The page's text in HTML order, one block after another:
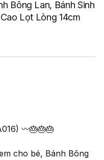
Bông Lan, Bánh Sinh
Lọt Lòng 14cm
〰🎂🎂🎂
cho bé, Bánh Bông